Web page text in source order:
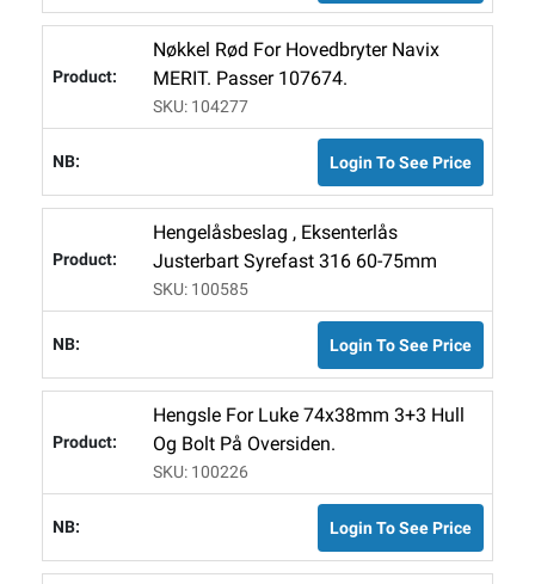
Nøkkel Rød For Hovedbryter Navix
MERIT. Passer 107674.
SKU: 104277
Login To See Price
Hengelåsbeslag , Eksenterlås
Justerbart Syrefast 316 60-75mm
SKU: 100585
Login To See Price
Hengsle For Luke 74x38mm 3+3 Hull
Og Bolt På Oversiden.
SKU: 100226
Login To See Price